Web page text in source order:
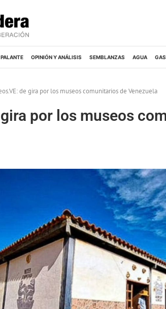
OPINIÓN Y ANÁLISIS SEMBLANZAS AGUA
de gira por los museos comunitarios de Venezuela
por los museos